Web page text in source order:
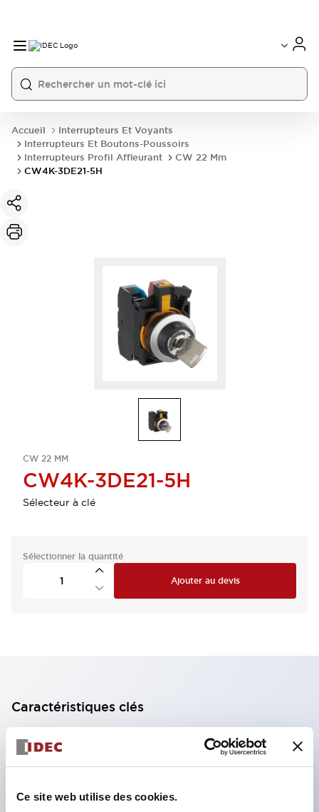
Ce site web utilise des cookies.
Accueil
Interrupteurs Et Voyants
Interrupteurs Et Boutons-Poussoirs
Interrupteurs Profil Affleurant
CW 22 Mm
CW4K-3DE21-5H
CW 22 MM
CW4K-3DE21-5H
Sélecteur à clé
Sélectionner la quantité
Ajouter au devis
Caractéristiques clés
Bloc de contact à 2 étages avec 2 contacts,
permettant une configuration à 4 contacts